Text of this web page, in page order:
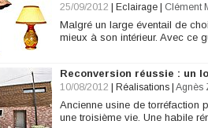
25/09/2012 Eclairage Clément
Malgré un large éventail de
mieux à son intérieur. Avec ce
Reconversion réussie : un
10/08/2012 Réalisations Agnès
Ancienne usine de torréfaction
une troisième vie. Une habile